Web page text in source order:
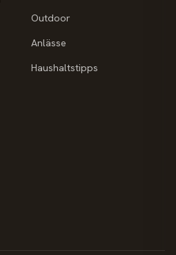
Outdoor
Anlässe
Haushaltstipps